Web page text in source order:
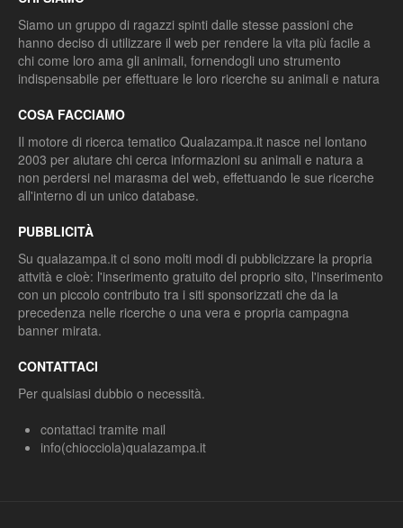
Siamo un gruppo di ragazzi spinti dalle stesse passioni che
hanno deciso di utilizzare il web per rendere la vita più facile a
chi come loro ama gli animali, fornendogli uno strumento
indispensabile per effettuare le loro ricerche su animali e natura
COSA FACCIAMO
Il motore di ricerca tematico Qualazampa.it nasce nel lontano
2003 per aiutare chi cerca informazioni su animali e natura a
non perdersi nel marasma del web, effettuando le sue ricerche
all'interno di un unico database.
PUBBLICITÀ
Su qualazampa.it ci sono molti modi di pubblicizzare la propria
attvità e cioè: l'inserimento gratuito del proprio sito, l'inserimento
con un piccolo contributo tra i siti sponsorizzati che da la
precedenza nelle ricerche o una vera e propria campagna
banner mirata.
CONTATTACI
Per qualsiasi dubbio o necessità.
contattaci tramite mail
info(chiocciola)qualazampa.it